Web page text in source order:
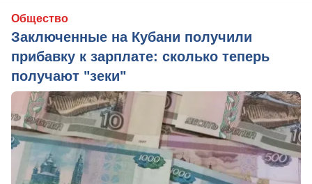
Общество
Заключенные на Кубани получили
прибавку к зарплате: сколько теперь
получают "зеки"